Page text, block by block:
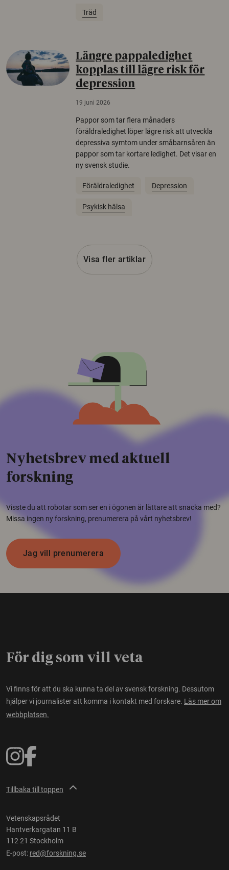
Träd
Längre pappaledighet
kopplas till lägre risk för
depression
19 juni 2026
Pappor som tar flera månaders
föräldraledighet löper lägre risk att utveckla
depressiva symtom under småbarnsåren än
pappor som tar kortare ledighet. Det visar en
ny svensk studie.
Föräldraledighet Depression
Psykisk hälsa
Visa fler artiklar
Nyhetsbrev med aktuell
forskning
Visste du att robotar som ser en i ögonen är lättare att snacka med?
Missa ingen ny forskning, prenumerera på vårt nyhetsbrev!
Jag vill prenumerera
För dig som vill veta
Vi finns för att du ska kunna ta del av svensk forskning. Dessutom
hjälper vi journalister att komma i kontakt med forskare. Läs mer om
webbplatsen.
Tillbaka till toppen
Vetenskapsrådet
Hantverkargatan 11 B
112 21 Stockholm
E-post: red@forskning.se